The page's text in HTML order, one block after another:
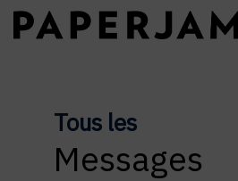
Tous les
Messages